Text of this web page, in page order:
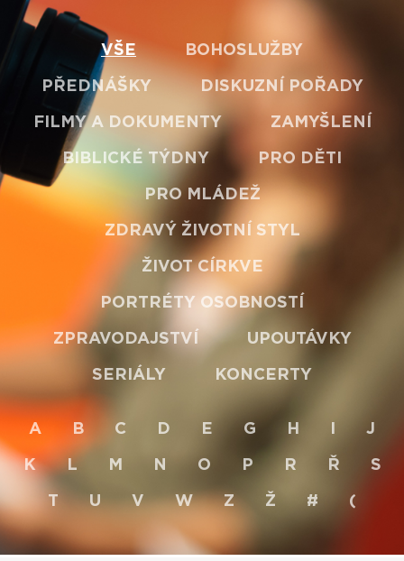
VŠE BOHOSLUŽBY
PŘEDNÁŠKY DISKUZNÍ POŘADY
FILMY A DOKUMENTY ZAMYŠLENÍ
BIBLICKÉ TÝDNY PRO DĚTI
PRO MLÁDEŽ
ZDRAVÝ ŽIVOTNÍ STYL
ŽIVOT CÍRKVE
PORTRÉTY OSOBNOSTÍ
ZPRAVODAJSTVÍ UPOUTÁVKY
SERIÁLY KONCERTY
A B C D E G H J
K L M N O P R Ř S
T U V W Z Ž # (